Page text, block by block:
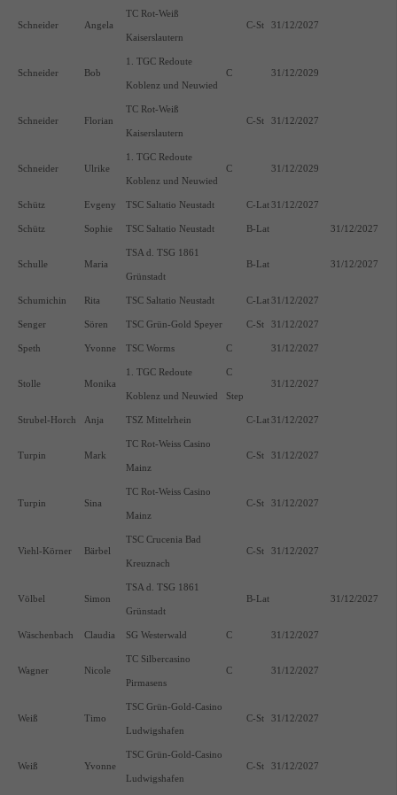
Schneider Angela
TC Rot-Weiß
Kaiserslautern
C-St 31/12/2027
Schneider Bob
1. TGC Redoute
Koblenz und Neuwied
C 31/12/2029
Schneider Florian
TC Rot-Weiß
Kaiserslautern
C-St 31/12/2027
Schneider Ulrike
1. TGC Redoute
Koblenz und Neuwied
C 31/12/2029
Schütz Evgeny TSC Saltatio Neustadt C-Lat31/12/2027
Schütz Sophie TSC Saltatio Neustadt B-Lat 31/12/2027
Schulle Maria
TSA d. TSG 1861
Grünstadt
B-Lat 31/12/2027
Schumichin Rita TSC Saltatio Neustadt C-Lat31/12/2027
Senger Sören TSC Grün-Gold Speyer C-St 31/12/2027
Speth Yvonne TSC Worms C 31/12/2027
Stolle Monika
1. TGC Redoute
Koblenz und Neuwied
C
Step
31/12/2027
Strubel-Horch Anja TSZ Mittelrhein C-Lat31/12/2027
Turpin Mark
TC Rot-Weiss Casino
Mainz
C-St 31/12/2027
Turpin Sina
TC Rot-Weiss Casino
Mainz
C-St 31/12/2027
Viehl-Körner Bärbel
TSC Crucenia Bad
Kreuznach
C-St 31/12/2027
Völbel Simon
TSA d. TSG 1861
Grünstadt
B-Lat 31/12/2027
Wäschenbach Claudia SG Westerwald C 31/12/2027
Wagner Nicole
TC Silbercasino
Pirmasens
C 31/12/2027
Weiß Timo
TSC Grün-Gold-Casino
Ludwigshafen
C-St 31/12/2027
Weiß Yvonne
TSC Grün-Gold-Casino
Ludwigshafen
C-St 31/12/2027